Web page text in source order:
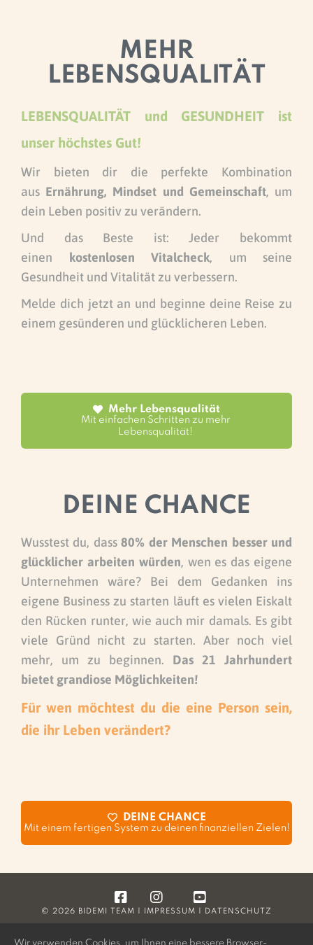
MEHR
LEBENSQUALITÄT
LEBENSQUALITÄT und GESUNDHEIT ist
unser höchstes Gut!
Wir bieten dir die perfekte Kombination
aus Ernährung, Mindset und Gemeinschaft, um
dein Leben positiv zu verändern.
Und das Beste ist: Jeder bekommt
einen kostenlosen Vitalcheck, um seine
Gesundheit und Vitalität zu verbessern.
Melde dich jetzt an und beginne deine Reise zu
einem gesünderen und glücklicheren Leben.
Mehr Lebensqualität
Mit einfachen Schritten zu mehr
Lebensqualität!
DEINE CHANCE
Wusstest du, dass80% der Menschen besser und
glücklicher arbeiten würden, wen es das eigene
Unternehmen wäre? Bei dem Gedanken ins
eigene Business zu starten läuft es vielen Eiskalt
den Rücken runter, wie auch mir damals. Es gibt
viele Gründ nicht zu starten. Aber noch viel
mehr, um zu beginnen. Das 21 Jahrhundert
bietet grandiose Möglichkeiten!
Für wen möchtest du die eine Person sein,
die ihr Leben verändert?
DEINE CHANCE
Mit einem fertigen System zu deinen finanziellen Zielen!
© 2026 BIDEMI TEAM | IMPRESSUM DATENSCHUTZ